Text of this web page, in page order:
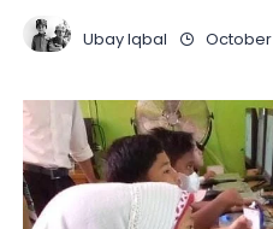
Ubay Iqbal October